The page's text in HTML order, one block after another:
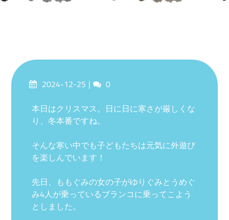
Posted2024-12-25 Comments
0
本日はクリスマス。日に日に寒さが厳しくな
り、冬本番ですね。
そんな寒い中でも子どもたちは元気に外遊び
を楽しんでいます！
先日、ももぐみの女の子がゆりぐみとうめぐ
み4人が乗っているブランコに乗ってこよう
としました。